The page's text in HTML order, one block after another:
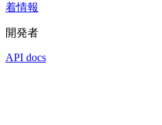
着情報
開発者
API docs